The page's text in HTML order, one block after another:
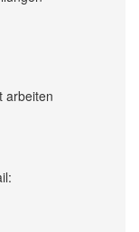
arbeiten